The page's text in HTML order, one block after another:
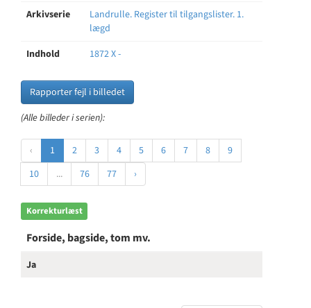
Arkivserie
Landrulle. Register til tilgangslister. 1.
lægd
Indhold
1872 X -
Rapporter fejl i billedet
(Alle billeder i serien):
‹ 1 2 3 4 5 6 7 8
9
10
... 76 77 ›
Korrekturlæst
Forside, bagside, tom mv.
Ja